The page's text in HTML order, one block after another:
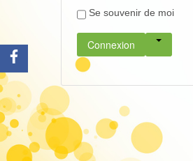
Se souvenir de moi
Connexion